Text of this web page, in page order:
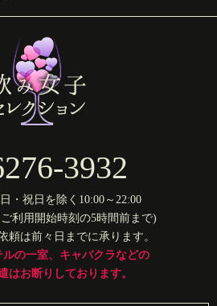
3932
・祝日を除く10:00～22:00
利用開始時刻の5時間前まで)
頼は前々日までに承ります。
の一室、キャバクラなどの
はお断りしております。